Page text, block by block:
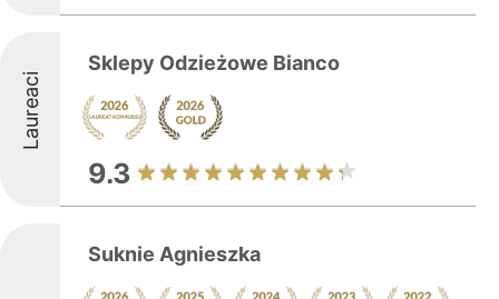
Laureaci
Sklepy Odzieżowe Bianco
9.3
Suknie Agnieszka